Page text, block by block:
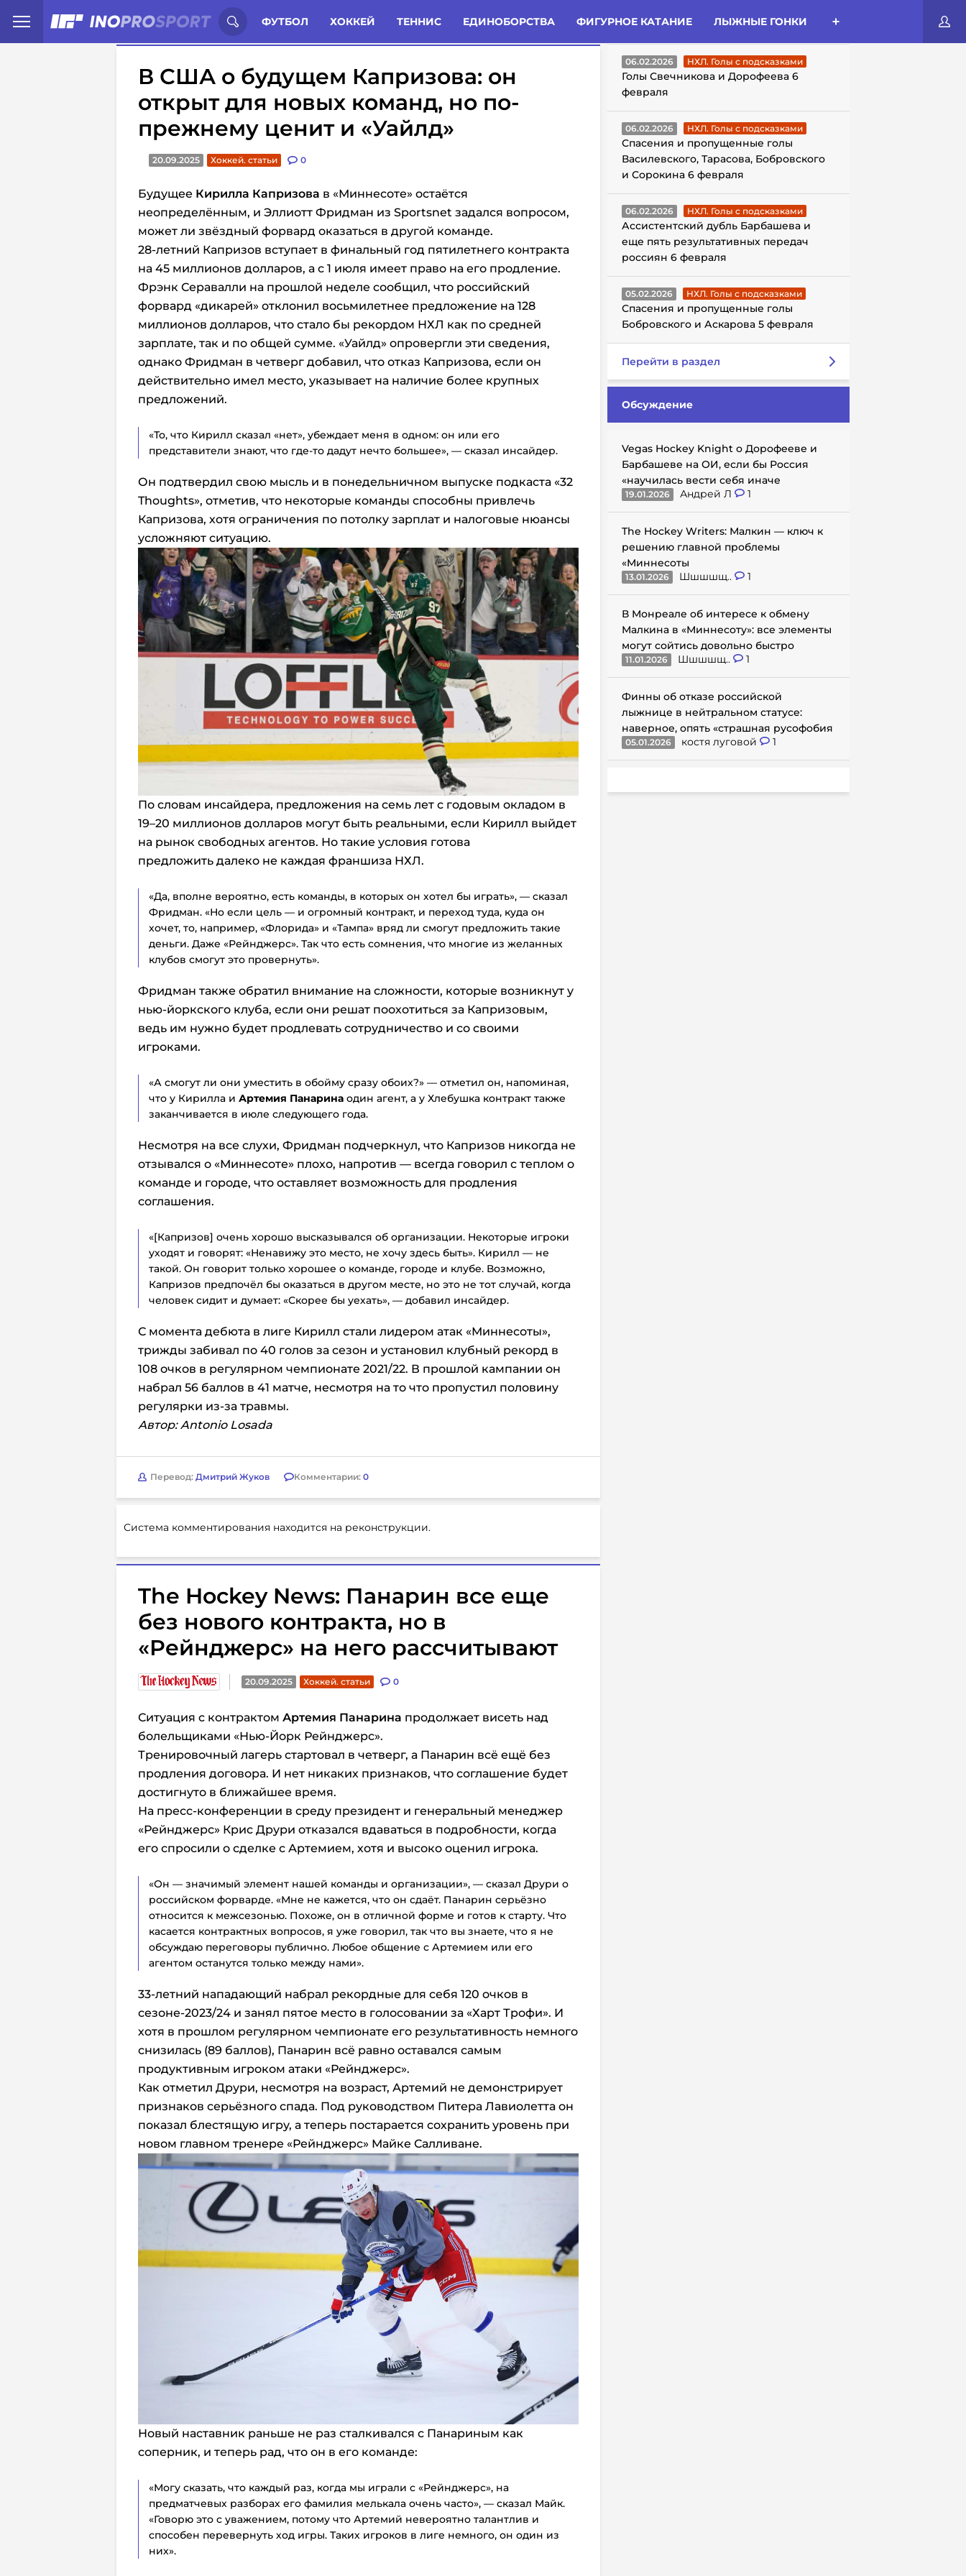
ФУТБОЛ ХОККЕЙ ТЕННИС ЕДИНОБОРСТВА ФИГУРНОЕ КАТАНИЕ ЛЫЖНЫЕ ГОНКИ
Иностранцы о спорте России: Статьи Комменты Новости
В США о будущем Капризова: он
открыт для новых команд, но по-
прежнему ценит и «Уайлд»
20.09.2025 Хоккей. статьи 0
Будущее Кирилла Капризова в «Миннесоте» остаётся
неопределённым, и Эллиотт Фридман из Sportsnet задался вопросом,
может ли звёздный форвард оказаться в другой команде.
28-летний Капризов вступает в финальный год пятилетнего контракта
на 45 миллионов долларов, а с 1 июля имеет право на его продление.
Фрэнк Серавалли на прошлой неделе сообщил, что российский
форвард «дикарей» отклонил восьмилетнее предложение на 128
миллионов долларов, что стало бы рекордом НХЛ как по средней
зарплате, так и по общей сумме. «Уайлд» опровергли эти сведения,
однако Фридман в четверг добавил, что отказ Капризова, если он
действительно имел место, указывает на наличие более крупных
предложений.
«То, что Кирилл сказал «нет», убеждает меня в одном: он или его
представители знают, что где-то дадут нечто большее», — сказал инсайдер.
Он подтвердил свою мысль и в понедельничном выпуске подкаста «32
Thoughts», отметив, что некоторые команды способны привлечь
Капризова, хотя ограничения по потолку зарплат и налоговые нюансы
усложняют ситуацию.
По словам инсайдера, предложения на семь лет с годовым окладом в
19–20 миллионов долларов могут быть реальными, если Кирилл выйдет
на рынок свободных агентов. Но такие условия готова
предложить далеко не каждая франшиза НХЛ.
«Да, вполне вероятно, есть команды, в которых он хотел бы играть», — сказал
Фридман. «Но если цель — и огромный контракт, и переход туда, куда он
хочет, то, например, «Флорида» и «Тампа» вряд ли смогут предложить такие
деньги. Даже «Рейнджерс». Так что есть сомнения, что многие из желанных
клубов смогут это провернуть».
Фридман также обратил внимание на сложности, которые возникнут у
нью-йоркского клуба, если они решат поохотиться за Капризовым,
ведь им нужно будет продлевать сотрудничество и со своими
игроками.
«А смогут ли они уместить в обойму сразу обоих?» — отметил он, напоминая,
что у Кирилла и Артемия Панарина один агент, а у Хлебушка контракт также
заканчивается в июле следующего года.
Несмотря на все слухи, Фридман подчеркнул, что Капризов никогда не
отзывался о «Миннесоте» плохо, напротив — всегда говорил с теплом о
команде и городе, что оставляет возможность для продления
соглашения.
«[Капризов] очень хорошо высказывался об организации. Некоторые игроки
уходят и говорят: «Ненавижу это место, не хочу здесь быть». Кирилл — не
такой. Он говорит только хорошее о команде, городе и клубе. Возможно,
Капризов предпочёл бы оказаться в другом месте, но это не тот случай, когда
человек сидит и думает: «Скорее бы уехать», — добавил инсайдер.
С момента дебюта в лиге Кирилл стали лидером атак «Миннесоты»,
трижды забивал по 40 голов за сезон и установил клубный рекорд в
108 очков в регулярном чемпионате 2021/22. В прошлой кампании он
набрал 56 баллов в 41 матче, несмотря на то что пропустил половину
регулярки из-за травмы.
Автор: Antonio Losada
Перевод: Дмитрий Жуков Комментарии: 0
Система комментирования находится на реконструкции.
The Hockey News: Панарин все еще
без нового контракта, но в
«Рейнджерс» на него рассчитывают
20.09.2025 Хоккей. статьи 0
Ситуация с контрактом Артемия Панарина продолжает висеть над
болельщиками «Нью-Йорк Рейнджерс».
Тренировочный лагерь стартовал в четверг, а Панарин всё ещё без
продления договора. И нет никаких признаков, что соглашение будет
достигнуто в ближайшее время.
На пресс-конференции в среду президент и генеральный менеджер
«Рейнджерс» Крис Друри отказался вдаваться в подробности, когда
его спросили о сделке с Артемием, хотя и высоко оценил игрока.
«Он — значимый элемент нашей команды и организации», — сказал Друри о
российском форварде. «Мне не кажется, что он сдаёт. Панарин серьёзно
относится к межсезонью. Похоже, он в отличной форме и готов к старту. Что
касается контрактных вопросов, я уже говорил, так что вы знаете, что я не
обсуждаю переговоры публично. Любое общение с Артемием или его
агентом останутся только между нами».
33-летний нападающий набрал рекордные для себя 120 очков в
сезоне-2023/24 и занял пятое место в голосовании за «Харт Трофи». И
хотя в прошлом регулярном чемпионате его результативность немного
снизилась (89 баллов), Панарин всё равно оставался самым
продуктивным игроком атаки «Рейнджерс».
Как отметил Друри, несмотря на возраст, Артемий не демонстрирует
признаков серьёзного спада. Под руководством Питера Лавиолетта он
показал блестящую игру, а теперь постарается сохранить уровень при
новом главном тренере «Рейнджерс» Майке Салливане.
Новый наставник раньше не раз сталкивался с Панариным как
соперник, и теперь рад, что он в его команде:
«Могу сказать, что каждый раз, когда мы играли с «Рейнджерс», на
предматчевых разборах его фамилия мелькала очень часто», — сказал Майк.
«Говорю это с уважением, потому что Артемий невероятно талантлив и
способен перевернуть ход игры. Таких игроков в лиге немного, он один из
них».
ГОЛЫ С ПОДСКАЗКАМИ
06.02.2026 НХЛ. Голы с подсказками
Голы Свечникова и Дорофеева 6
февраля
06.02.2026 НХЛ. Голы с подсказками
Спасения и пропущенные голы
Василевского, Тарасова, Бобровского
и Сорокина 6 февраля
06.02.2026 НХЛ. Голы с подсказками
Ассистентский дубль Барбашева и
еще пять результативных передач
россиян 6 февраля
05.02.2026 НХЛ. Голы с подсказками
Спасения и пропущенные голы
Бобровского и Аскарова 5 февраля
Перейти в раздел
Обсуждение
Vegas Hockey Knight о Дорофееве и
Барбашеве на ОИ, если бы Россия
«научилась вести себя иначе
19.01.2026 Андрей Л 1
The Hockey Writers: Малкин — ключ к
решению главной проблемы
«Миннесоты
13.01.2026 Шшшшщ.. 1
В Монреале об интересе к обмену
Малкина в «Миннесоту»: все элементы
могут сойтись довольно быстро
11.01.2026 Шшшшщ.. 1
Финны об отказе российской
лыжнице в нейтральном статусе:
наверное, опять «страшная русофобия
05.01.2026 костя луговой 1